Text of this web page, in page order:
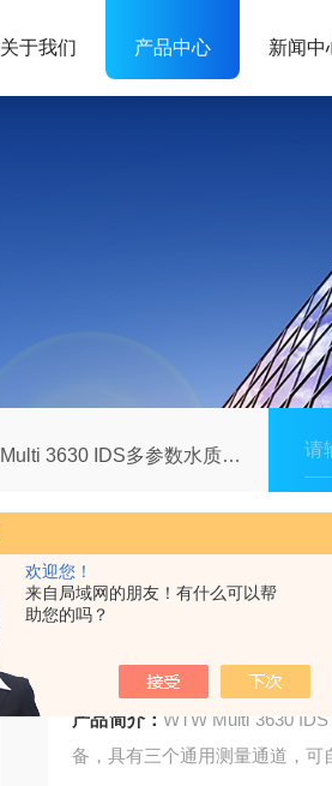
欢迎您！
来自局域网的朋友！有什么可以帮
助您的吗？
关于我们 产品中心 新闻中
Multi 3630 IDS多参数水质测定仪
产品简介： WTW Multi 3630
备，具有三个通用测量通道，可